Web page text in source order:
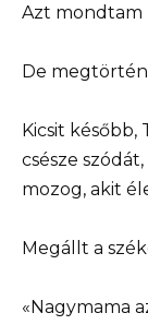
Azt mondtam
De
Kicsit
csésze
mozog, akit
Megállt a
«Nagymama